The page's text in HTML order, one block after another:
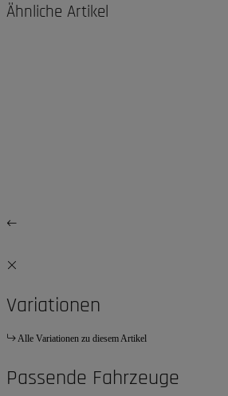
Ähnliche Artikel
Variationen
Alle Variationen zu diesem Artikel
Passende Fahrzeuge